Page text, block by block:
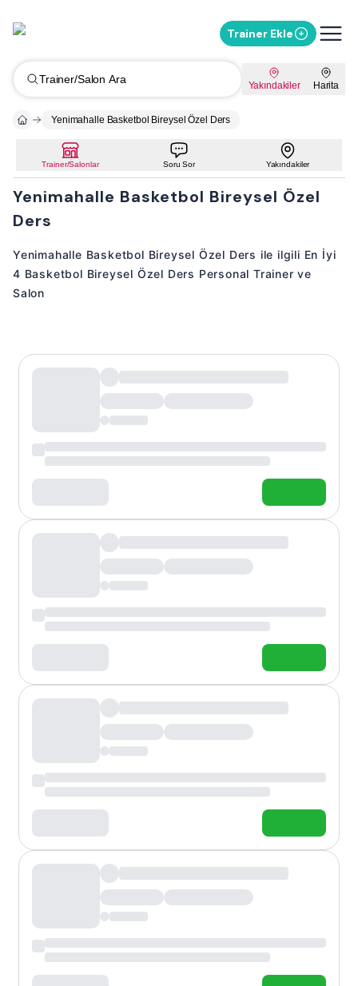
Trainer Ekle
Trainer/Salon Ara Yakındakiler Harita
Yenimahalle Basketbol Bireysel Özel Ders
Trainer/Salonlar Soru Sor Yakındakiler
Yenimahalle Basketbol Bireysel Özel
Ders
Yenimahalle Basketbol Bireysel Özel Ders ile ilgili En İyi
4 Basketbol Bireysel Özel Ders Personal Trainer ve
Salon